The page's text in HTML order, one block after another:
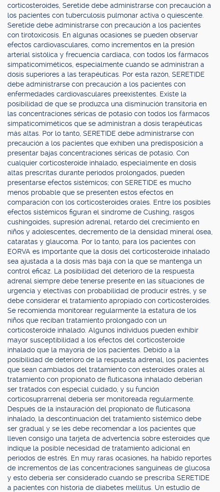
corticosteroides, Seretide debe administrarse con precaución a
los pacientes con tuberculosis pulmonar activa o quiescente.
Seretide debe administrarse con precaución a los pacientes
con tirotoxicosis. En algunas ocasiones se pueden observar
efectos cardiovasculares, como incrementos en la presión
arterial sistólica y frecuencia cardiaca, con todos los fármacos
simpaticomiméticos, especialmente cuando se administran a
dosis superiores a las terapéuticas. Por esta razón, SERETIDE
debe administrarse con precaución a los pacientes con
enfermedades cardiovasculares preexistentes. Existe la
posibilidad de que se produzca una disminución transitoria en
las concentraciones séricas de potasio con todos los fármacos
simpaticomiméticos que se administran a dosis terapéuticas
más altas. Por lo tanto, SERETIDE debe administrarse con
precaución a los pacientes que exhiben una predisposición a
presentar bajas concentraciones séricas de potasio. Con
cualquier corticosteroide inhalado, especialmente en dosis
altas prescritas durante periodos prolongados, pueden
presentarse efectos sistémicos; con SERETIDE es mucho
menos probable que se presenten estos efectos en
comparación con los corticosteroides orales. Entre los posibles
efectos sistémicos figuran el síndrome de Cushing, rasgos
cushingoides, supresión adrenal, retardo del crecimiento en
niños y adolescentes, decremento de la densidad mineral ósea,
cataratas y glaucoma. Por lo tanto, para los pacientes con
EORVA es importante que la dosis del corticosteroide inhalado
sea ajustada a la dosis más baja con la que se mantenga un
control eficaz. La posibilidad del deterioro de la respuesta
adrenal siempre debe tenerse presente en las situaciones de
urgencia y electivas con probabilidad de producir estrés, y se
debe considerar el tratamiento apropiado con corticosteroides.
Se recomienda monitorear regularmente la estatura de los
niños que reciban tratamiento prolongado con un
corticosteroide inhalado. Algunos individuos pueden exhibir
mayor susceptibilidad a los efectos del corticosteroide
inhalado que la mayoría de los pacientes. Debido a la
posibilidad de deterioro de la respuesta adrenal, los pacientes
que sean cambiados del tratamiento con esteroides orales al
tratamiento con propionato de fluticasona inhalado deberían
ser tratados con especial cuidado, y su función
corticosuprarrenal debería ser monitoreada regularmente.
Después de la instauración del propionato de fluticasona
inhalado, la descontinuación del tratamiento sistémico debe
ser gradual y se les debe recomendar a los pacientes que
lleven consigo una tarjeta de advertencia sobre esteroides que
indique la posible necesidad de tratamiento adicional en
periodos de estrés. En muy raras ocasiones, ha habido reportes
de incrementos de las concentraciones sanguíneas de glucosa
y esto debería ser considerado cuando se prescriba SERETIDE
a pacientes con historia de diabetes mellitus. Un estudio de